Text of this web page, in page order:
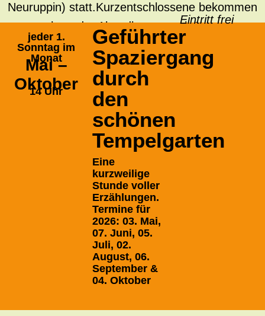
Neuruppin) statt.Kurzentschlossene bekommen
auch an der Abendkasse noch Karten.
jeder 1.
Sonntag im
Monat
Mai –
Oktober
14 Uhr
Geführter
Spaziergang
durch
den
schönen
Tempelgarten
Eine
kurzweilige
Stunde voller
Erzählungen.
Termine für
2026: 03. Mai,
07. Juni, 05.
Juli, 02.
August, 06.
September &
04. Oktober
Eintritt frei